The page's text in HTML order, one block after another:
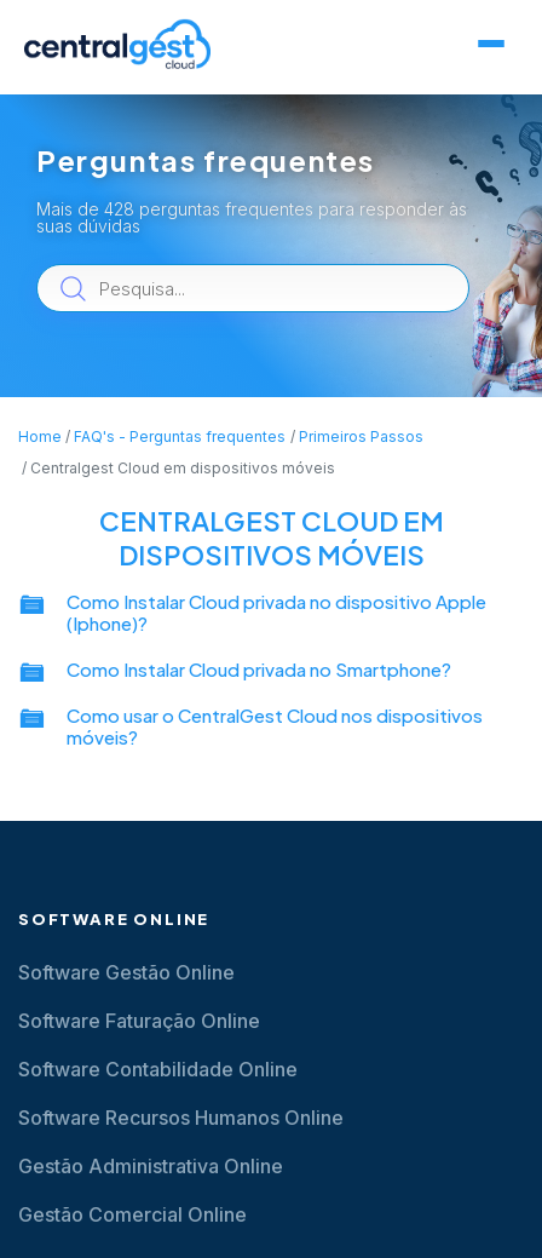
Perguntas frequentes
Mais de 428 perguntas frequentes para responder às
suas dúvidas
Home FAQ's - Perguntas frequentes
Primeiros Passos
Centralgest Cloud em dispositivos móveis
CENTRALGEST CLOUD EM
DISPOSITIVOS MÓVEIS
Como Instalar Cloud privada no dispositivo Apple
(Iphone)?
Como Instalar Cloud privada no Smartphone?
Como usar o CentralGest Cloud nos dispositivos
móveis?
SOFTWARE ONLINE
Software Gestão Online
Software Faturação Online
Software Contabilidade Online
Software Recursos Humanos Online
Gestão Administrativa Online
Gestão Comercial Online